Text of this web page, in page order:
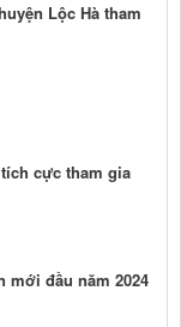
Lộc Hà tham
cực tham gia
mới đầu năm 2024